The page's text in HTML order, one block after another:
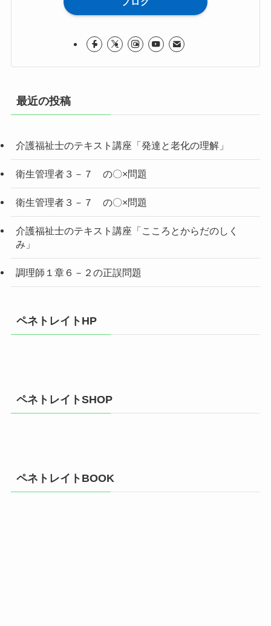
最近の投稿
介護福祉士のテキスト講座「発達と老化の理解」
衛生管理者３－７ の〇×問題
衛生管理者３－７ の〇×問題
介護福祉士のテキスト講座「こころとからだのしく
み」
調理師１章６－２の正誤問題
ペネトレイトHP
ペネトレイトSHOP
ペネトレイトBOOK